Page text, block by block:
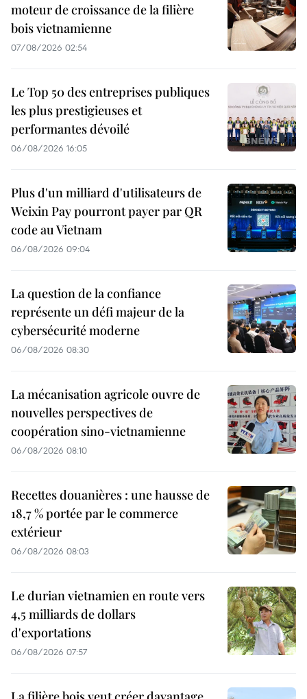
moteur de croissance de la filière
bois vietnamienne
07/08/2026 02:54
Le Top 50 des entreprises publiques
les plus prestigieuses et
performantes dévoilé
06/08/2026 16:05
Plus d'un milliard d'utilisateurs de
Weixin Pay pourront payer par QR
code au Vietnam
06/08/2026 09:04
La question de la confiance
représente un défi majeur de la
cybersécurité moderne
06/08/2026 08:30
La mécanisation agricole ouvre de
nouvelles perspectives de
coopération sino-vietnamienne
06/08/2026 08:10
Recettes douanières : une hausse de
18,7 % portée par le commerce
extérieur
06/08/2026 08:03
Le durian vietnamien en route vers
4,5 milliards de dollars
d'exportations
06/08/2026 07:57